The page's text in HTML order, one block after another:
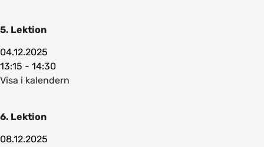
5. Lektion
04.12.2025
13:15 - 14:30
Visa i kalendern
6. Lektion
08.12.2025